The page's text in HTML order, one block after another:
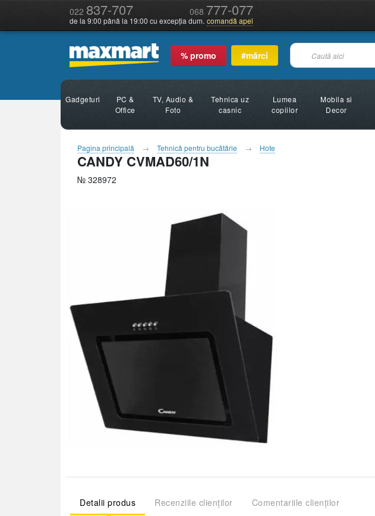
022 837-707 068 777-077
de la 9:00 până la 19:00 cu excepția dum. comandă apel
% promo #mărci
Gadgeturi
PC &
Office
TV, Audio &
Foto
Tehnica uz
casnic
Lumea
copiilor
Mobila si
Decor
Pagina principală Tehnică pentru bucătărie Hote
CANDY CVMAD60/1N
№ 328972
Detalii produs Recenziile clienților Comentariile clienților